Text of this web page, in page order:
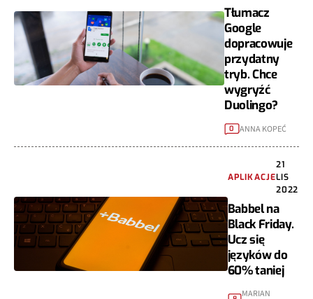
Tłumacz
Google
dopracowuje
przydatny
tryb. Chce
wygryźć
Duolingo?
0 ANNA KOPEĆ
APLIKACJE
21
LIS
2022
Babbel na
Black Friday.
Ucz się
języków do
60% taniej
MARIAN